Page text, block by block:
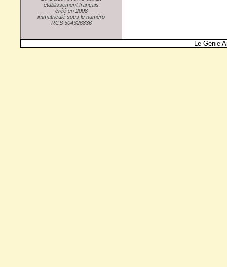
établissement français
créé en 2008
immatriculé sous le numéro
RCS 504326836
Le Génie